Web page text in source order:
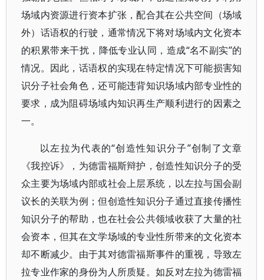
场域内资源进行资本扩张，配合其在公共空间（场域
外）话语权的行驶，通常情况下将对场域内文化资本
的积累带来干扰，降低专业认同，造成“名不副实”的
情况。因此，话语权的实现在特定情况下可能损害知
识分子社会角色，还可能违背知识场域内部专业性的
要求，成为阻碍场域内知识再生产顺利进行的因素之
一。
以左拉为代表的“创造性知识分子”创制了文章
《我控诉》，为德雷福斯辩护，创造性知识分子的受
众主要为场域内部或社会上层系统，以左拉与国会副
议长的关联为例；但创造性知识分子通过直接传播性
知识分子的帮助，也在社会公共领域收获了大量的社
会资本，但其在文学场域的专业性所带来的文化资本
却不断减少。由于其对德雷福斯事件的重视，导致左
拉专业作家的身份为人所质疑。如反对左拉为德雷福